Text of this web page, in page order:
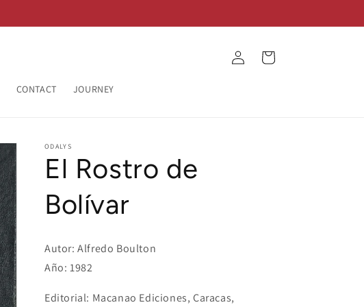
CONTACT JOURNEY
Log
in
Cart
ODALYS
El Rostro de
Bolívar
Autor: Alfredo Boulton
Año: 1982
Editorial: Macanao Ediciones, Caracas,